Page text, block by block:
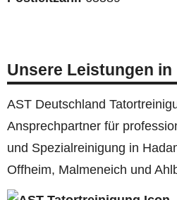
Unsere Leistungen in
AST Deutschland
Ansprechpartner für
und Spezialreinigung in
Offheim, Malmeneich und